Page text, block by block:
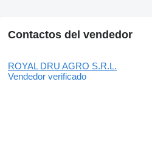
Contactos del vendedor
ROYAL DRU AGRO S.R.L.
Vendedor verificado